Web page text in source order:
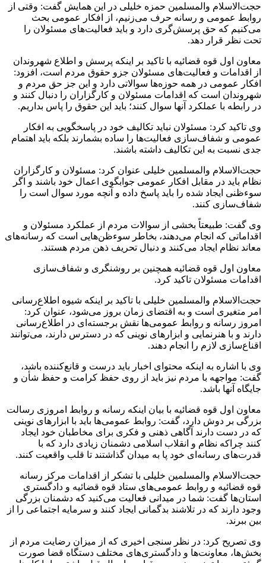
حجت‌الاسلام والمسلمین حمزه خلیلی در این همایش گفت: وقتی از
روابط عمومی و رسانه حرف می‌زنیم، از افکار عمومی بحث
می‌کنیم که حق پرسش‌گری دارد و باید فعالیت‌های مسئولان را
تحت نظر قرار دهد.
معاون اول قوه قضائیه با تاکید بر اینکه پرسش و اطلاع شهروندان
از اقدامات و فعالیت‌های مسئولان جزو حقوق مردم است، افزود:
افکار عمومی در همه حوزه‌ها سوالاتی دارد و این جز حق مردم و
شهروندان است که اقدامات مسئولان و کارگزاران را دنبال کنند و
در رابطه با عملکرد آنها سوال کنند؛ باید این حقوق را پاس بداریم.
وی تاکید کرد: مسئولان نباید تکالیف خود در پاسخگویی به افکار
عمومی و شفاف‌سازی فعالیت‌ها را ساده بشمارند بلکه باید اهتمام
جدی نسبت به این تکالیف داشته باشند.
حجت‌الاسلام والمسلمین خلیلی عنوان کرد: مسئولان و کارگزاران
نظام باید در مقابل افکار عمومی جوابگوی اعمال خود باشند و اگر
سوءظنی ایجاد شده را باید پاسخ داده و آنچه مورد سوال است را
شفاف‌سازی کنند.
وی گفت: طبیعتاً بخشی از سوالات مردم از عملکرد مسئولان و
اقداماتی که انجام می‌دهند، بخاطر سوءظن‌هایی است که رسانه‌های
معاند نظام ایجاد می‌کنند و دنبال تحریف ذهن مردم هستند.
معاون اول قوه قضائیه همچنین بر روشنگری و شفاف‌سازی
اقدامات مسئولان تاکید کرد.
حجت‌الاسلام والمسلمین خلیلی با تاکید بر اینکه شیوه اطلاع‌رسانی
امر متغیری است و به اقتضای زمان بروز می‌شود، عنوان کرد:
امروز رسانه و روابط عمومی‌ها نقش برجسته‌ای در اطلاع‌رسانی
دارند و با هنرنمایی و ابزارهای نوینی که در دسترس دارند، می‌توانند
اقناع‌سازی لازم را انجام دهند.
وی با اشاره به اینکه محتوای اخبار باید درست و قانع‌کننده باشد،
گفت: مواجهه با مردم نیز باید از روی حفظ کرامت و حفظ شأن و
جایگاه آنها باشد.
معاون اول قوه قضائیه با بیان اینکه رسانه و روابط امروزی رسالت
بزرگی بر دوش دارد، گفت: روابط عمومی‌ها باید با ابزارهای نوینی
که در دست دارند آگاهی ذهنی و فکری برای مخاطبان خود ایجاد
کنند چراکه نظام و انقلاب اسلامی دشمنان زیادی دارد که با
قدرت‌های رسانه‌ای خود پا به میدان گذاشتند تا قلب واقعیت کنند.
حجت‌الاسلام والمسلمین خلیلی با تشکر از اقدامات مرکز رسانه
قوه قضائیه و روابط عمومی‌های ستاد قوه قضائیه و دادگستری
استان‌ها گفت: شما در میدانی فعالیت می‌کنید که دشمنان بزرگی
وجود دارند که در تلاشند بدگمانی ایجاد کنند و سرمایه اجتماعی را از
بین ببرند.
وی تصریح کرد: در نظر سنجی اخیری که از میزان رضایت مردم از
بخش‌ها، معاونت‌ها و دادگستری‌های مختلف دستگاه قضا صورت